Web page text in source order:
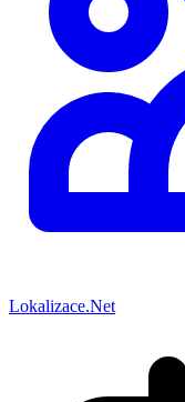
Lokalizace.Net